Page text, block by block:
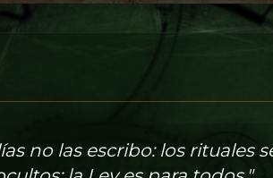
no las escribo: los rituales